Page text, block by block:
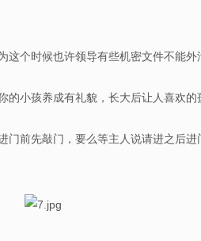
个时候也许领导有些机密文件不能外
小孩养成有礼貌，长大后让人喜欢的
先敲门，要么等主人说请进之后进